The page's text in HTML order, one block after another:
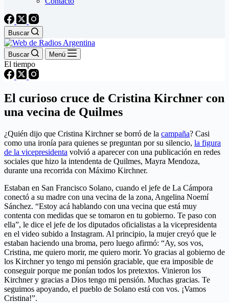
Buscar
Buscar Menú
El tiempo
El curioso cruce de Cristina Kirchner con
una vecina de Quilmes
¿Quién dijo que Cristina Kirchner se borró de la campaña? Casi
como una ironía para quienes se preguntan por su silencio, la figura
de la vicepresidenta volvió a aparecer con una publicación en redes
sociales que hizo la intendenta de Quilmes, Mayra Mendoza,
durante una recorrida con Máximo Kirchner.
Estaban en San Francisco Solano, cuando el jefe de La Cámpora
conectó a su madre con una vecina de la zona, Angelina Noemí
Sánchez. “Estoy acá hablando con una vecina que está muy
contenta con medidas que se tomaron en tu gobierno. Te paso con
ella”, le dice el jefe de los diputados oficialistas a la vicepresidenta
en el video subido a Instagram. Al principio, la mujer creyó que le
estaban haciendo una broma, pero luego afirmó: “Ay, sos vos,
Cristina, me quiero morir, me quiero morir. Yo gracias al gobierno de
los Kirchner yo tengo mi pensión graciable, que era imposible de
conseguir porque me ponían todos los pretextos. Vinieron los
Kirchner y gracias a Dios tengo mi pensión. Muchas gracias. Te
seguimos apoyando, el pueblo de Solano está con vos. ¡Vamos
Cristina!”.